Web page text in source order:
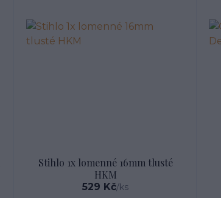
Stihlo 1x lomenné 16mm tlusté
HKM
529 Kč/ks